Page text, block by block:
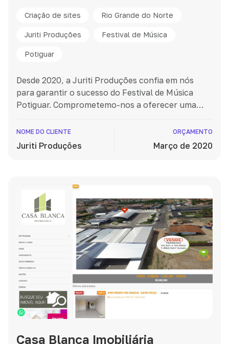
Criação de sites Rio Grande do Norte
Juriti Produções Festival de Música
Potiguar
Desde 2020, a Juriti Produções confia em nós
para garantir o sucesso do Festival de Música
Potiguar. Comprometemo-nos a oferecer uma
suporte dedicado, assegurando uma votação
impecável por meio do nosso sistema KR Votação.
NOME DO CLIENTE
Juriti Produções
ORÇAMENTO
Março de 2020
Casa Blanca Imobiliária